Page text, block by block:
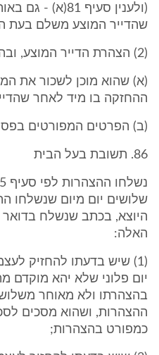
(ולענין סעיף
שהדייר המוצע משלם בעת
(2) הצהרת הדייר המוצע, ובה פרטים אלה:
(א) שהוא מוכן לשכור את
ההחזקה בו מיד לאחר
(ב) הפרטים המפורטים בפסקה (1)(ב),
86. תשובת בעל הבית
שלושים יום מיום שנשלחו
היוצא, בכתב שנשלח
האלה:
(1) שיש בדעתו להחזיק
יום פלוני שלא יהא מוקדם
בהצהרתו ולא מאוחר
ההצהרות, ושהוא מסכים
כמפורט בהצהרות;